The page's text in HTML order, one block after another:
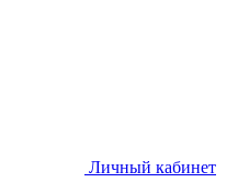
Личный кабинет